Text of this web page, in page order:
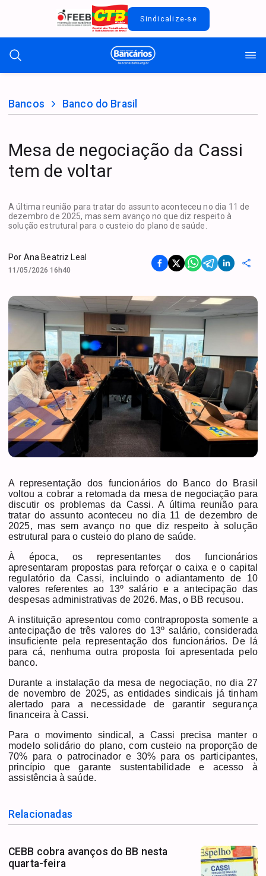
Sindicalize-se
Bancos Banco do Brasil
Mesa de negociação da Cassi
tem de voltar
A última reunião para tratar do assunto aconteceu no dia 11 de
dezembro de 2025, mas sem avanço no que diz respeito à
solução estrutural para o custeio do plano de saúde.
Por Ana Beatriz Leal
11/05/2026 16h40
A representação dos funcionários do Banco do Brasil
voltou a cobrar a retomada da mesa de negociação para
discutir os problemas da Cassi. A última reunião para
tratar do assunto aconteceu no dia 11 de dezembro de
2025, mas sem avanço no que diz respeito à solução
estrutural para o custeio do plano de saúde.
À época, os representantes dos funcionários
apresentaram propostas para reforçar o caixa e o capital
regulatório da Cassi, incluindo o adiantamento de 10
valores referentes ao 13º salário e a antecipação das
despesas administrativas de 2026. Mas, o BB recusou.
A instituição apresentou como contraproposta somente a
antecipação de três valores do 13º salário, considerada
insuficiente pela representação dos funcionários. De lá
para cá, nenhuma outra proposta foi apresentada pelo
banco.
Durante a instalação da mesa de negociação, no dia 27
de novembro de 2025, as entidades sindicais já tinham
alertado para a necessidade de garantir segurança
financeira à Cassi.
Para o movimento sindical, a Cassi precisa manter o
modelo solidário do plano, com custeio na proporção de
70% para o patrocinador e 30% para os participantes,
princípio que garante sustentabilidade e acesso à
assistência à saúde.
Relacionadas
CEBB cobra avanços do BB nesta
quarta-feira